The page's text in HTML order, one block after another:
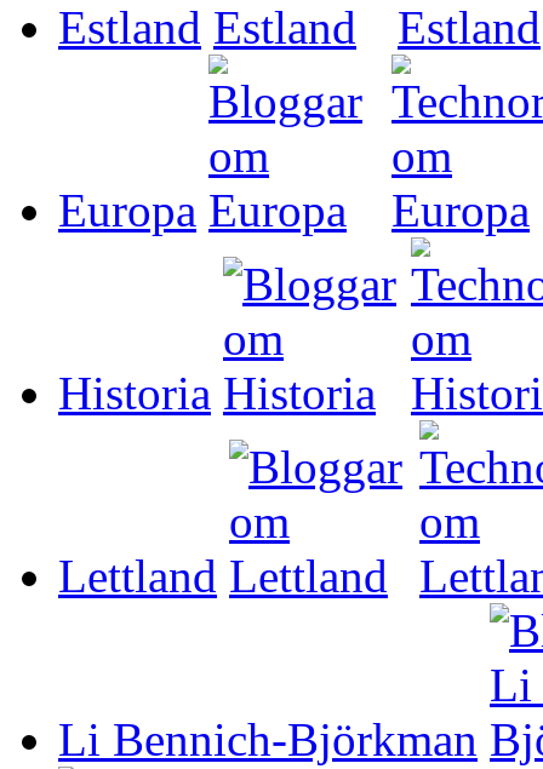
Estland
Europa
Historia
Lettland
Li Bennich-Björkman